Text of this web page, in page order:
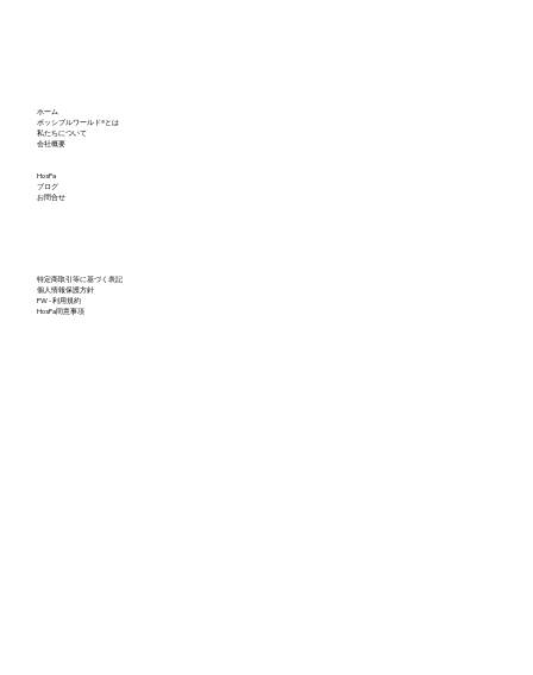
ート - 2025年4月17日
ホーム
ポッシブルワールド®とは
私たちについて
会社概要
HosPa
ブログ
お問合せ
特定商取引等に基づく表記
個人情報保護方針
PW - 利用規約
HosPa同意事項